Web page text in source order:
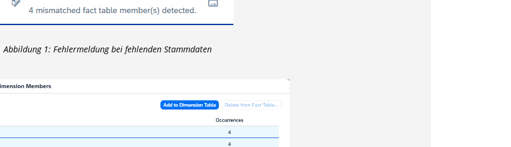
Abbildung 1: Fehlermeldung bei fehlenden Stammdaten